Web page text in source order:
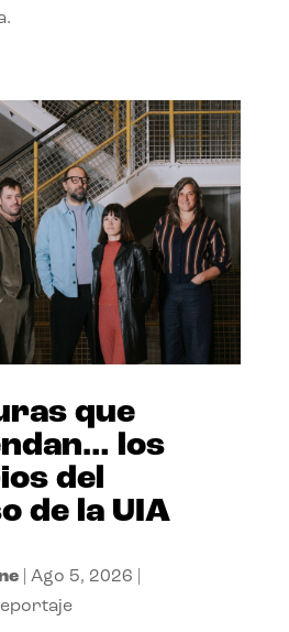
que
los
del
de la UIA
| Ago 5, 2026